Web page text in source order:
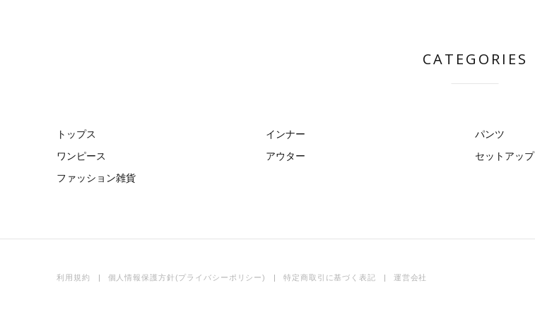
CATEGORIES
トップス インナー パンツ
ワンピース
アウター セットアップ
ファッション雑貨
利用規約 個人情報保護方針(プライバシーポリシー) 特定商取引に基づく表記 運営会社